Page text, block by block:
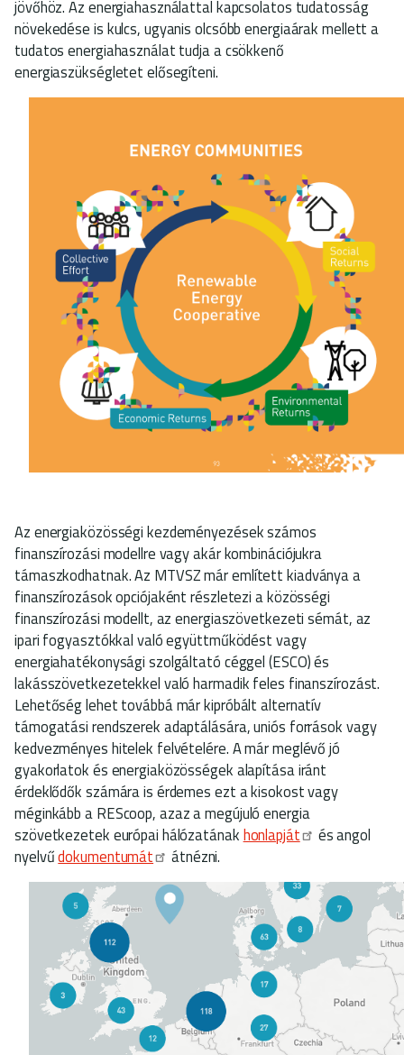
jövőhöz. Az energiahasználattal kapcsolatos tudatosság
növekedése is kulcs, ugyanis olcsóbb energiaárak mellett a
tudatos energiahasználat tudja a csökkenő
energiaszükségletet elősegíteni.
Az energiaközösségi kezdeményezések számos
finanszírozási modellre vagy akár kombinációjukra
támaszkodhatnak. Az MTVSZ már említett kiadványa a
finanszírozások opciójaként részletezi a közösségi
finanszírozási modellt, az energiaszövetkezeti sémát, az
ipari fogyasztókkal való együttműködést vagy
energiahatékonysági szolgáltató céggel (ESCO) és
lakásszövetkezetekkel való harmadik feles finanszírozást.
Lehetőség lehet továbbá már kipróbált alternatív
támogatási rendszerek adaptálására, uniós források vagy
kedvezményes hitelek felvételére. A már meglévő jó
gyakorlatok és energiaközösségek alapítása iránt
érdeklődők számára is érdemes ezt a kisokost vagy
méginkább a REScoop, azaz a megújuló energia
szövetkezetek európai hálózatának honlapját
és angol
nyelvűdokumentumát átnézni.